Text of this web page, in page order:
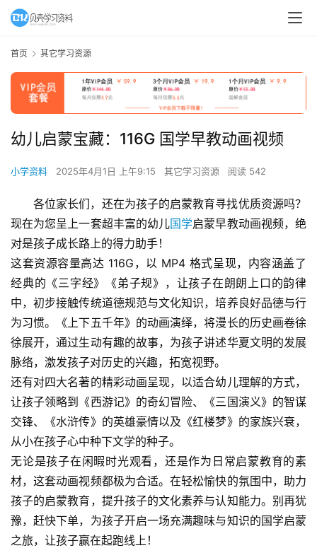
首
页
母
婴
早
教
A
I
教
程
首页 其它学习资源
幼儿启蒙宝藏：116G 国学早教动画视频
小学资料 2025年4月1日 上午9:15 其它学习资源 阅读 542
各位家长们，还在为孩子的启蒙教育寻找优质资源吗？
现在为您呈上一套超丰富的幼儿国学启蒙早教动画视频，绝
对是孩子成长路上的得力助手！​
这套资源容量高达 116G，以 MP4 格式呈现，内容涵盖了
经典的《三字经》《弟子规》，让孩子在朗朗上口的韵律
中，初步接触传统道德规范与文化知识，培养良好品德与行
为习惯。《上下五千年》的动画演绎，将漫长的历史画卷徐
徐展开，通过生动有趣的故事，为孩子讲述华夏文明的发展
脉络，激发孩子对历史的兴趣，拓宽视野。​
还有对四大名著的精彩动画呈现，以适合幼儿理解的方式，
让孩子领略到《西游记》的奇幻冒险、《三国演义》的智谋
交锋、《水浒传》的英雄豪情以及《红楼梦》的家族兴衰，
从小在孩子心中种下文学的种子。​
无论是孩子在闲暇时光观看，还是作为日常启蒙教育的素
材，这套动画视频都极为合适。在轻松愉快的氛围中，助力
孩子的启蒙教育，提升孩子的文化素养与认知能力。别再犹
豫，赶快下单，为孩子开启一场充满趣味与知识的国学启蒙
之旅，让孩子赢在起跑线上！